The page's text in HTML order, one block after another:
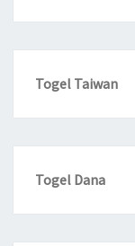
Togel Taiwan
Togel Dana